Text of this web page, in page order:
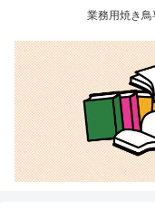
業務用焼き